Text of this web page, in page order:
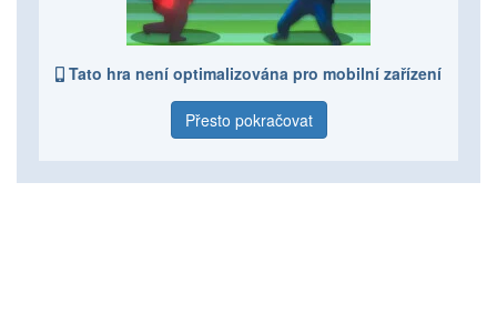
Tato hra není optimalizována pro mobilní zařízení
Přesto pokračovat